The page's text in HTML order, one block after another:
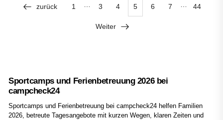
zurück 1 … 3 4 5 6 7 … 44
Weiter
Sportcamps und Ferienbetreuung 2026 bei
campcheck24
Sportcamps und Ferienbetreuung bei campcheck24 helfen Familien
2026, betreute Tagesangebote mit kurzen Wegen, klaren Zeiten und